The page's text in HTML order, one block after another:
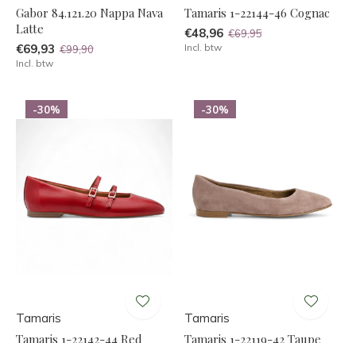
Gabor 84.121.20 Nappa Nava
Latte
€69,93 €99,90
Incl. btw
Tamaris 1-22144-46 Cognac
€48,96 €69,95
Incl. btw
-30%
Tamaris
Tamaris 1-22142-44 Red
-30%
Tamaris
Tamaris 1-22119-42 Taupe